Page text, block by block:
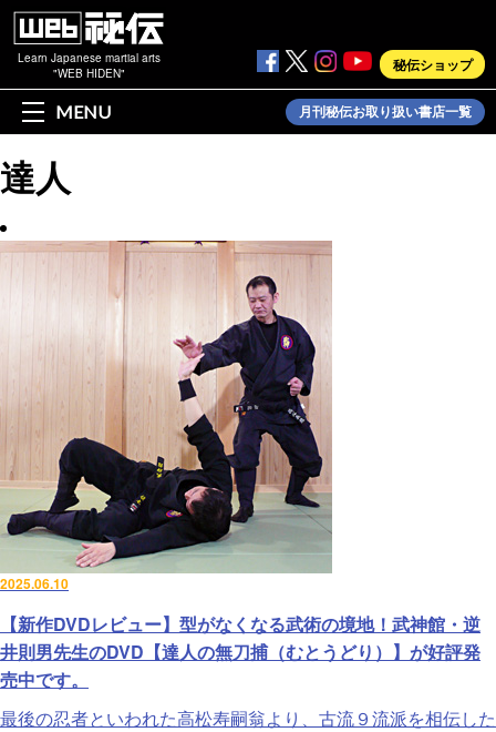
Learn Japanese martial arts
"WEB HIDEN"
秘伝ショップ
MENU 月刊秘伝お取り扱い書店一覧
達人
2025.06.10
【新作DVDレビュー】型がなくなる武術の境地！武神館・逆
井則男先生のDVD【達人の無刀捕（むとうどり）】が好評発
売中です。
最後の忍者といわれた高松寿嗣翁より、古流９流派を相伝した